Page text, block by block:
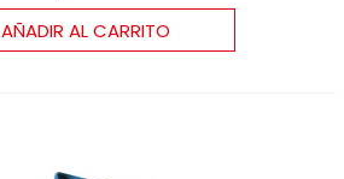
AÑADIR AL CARRITO